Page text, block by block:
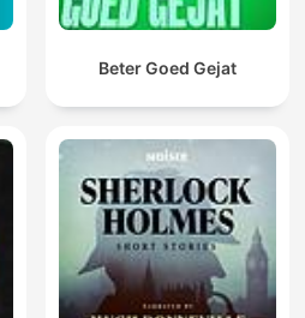
Beter Goed Gejat